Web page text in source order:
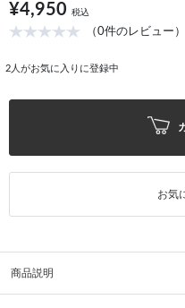
¥4,950 税込
（0件のレビュー）
2 人がお気に入りに登録中
お気
商品説明